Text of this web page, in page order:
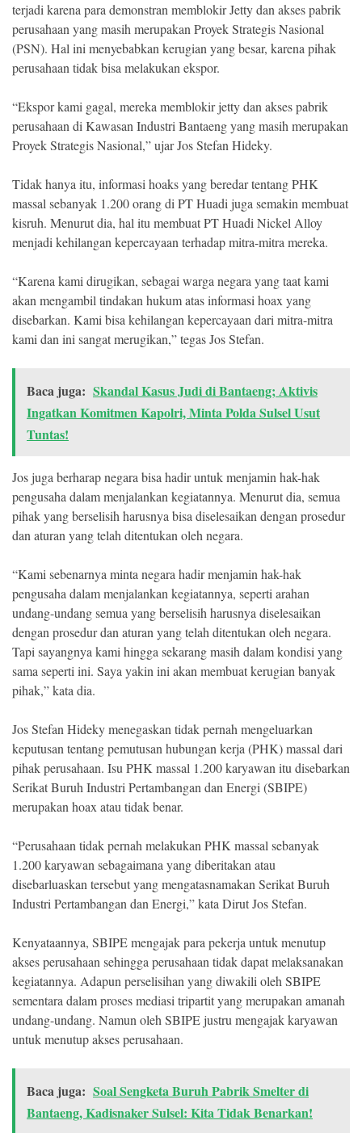
terjadi karena para demonstran memblokir Jetty dan akses pabrik
perusahaan yang masih merupakan Proyek Strategis Nasional
(PSN). Hal ini menyebabkan kerugian yang besar, karena pihak
perusahaan tidak bisa melakukan ekspor.
“Ekspor kami gagal, mereka memblokir jetty dan akses pabrik
perusahaan di Kawasan Industri Bantaeng yang masih merupakan
Proyek Strategis Nasional,” ujar Jos Stefan Hideky.
Tidak hanya itu, informasi hoaks yang beredar tentang PHK
massal sebanyak 1.200 orang di PT Huadi juga semakin membuat
kisruh. Menurut dia, hal itu membuat PT Huadi Nickel Alloy
menjadi kehilangan kepercayaan terhadap mitra-mitra mereka.
“Karena kami dirugikan, sebagai warga negara yang taat kami
akan mengambil tindakan hukum atas informasi hoax yang
disebarkan. Kami bisa kehilangan kepercayaan dari mitra-mitra
kami dan ini sangat merugikan,” tegas Jos Stefan.
Baca juga: Skandal Kasus Judi di Bantaeng; Aktivis
Ingatkan Komitmen Kapolri, Minta Polda Sulsel Usut
Tuntas!
Jos juga berharap negara bisa hadir untuk menjamin hak-hak
pengusaha dalam menjalankan kegiatannya. Menurut dia, semua
pihak yang berselisih harusnya bisa diselesaikan dengan prosedur
dan aturan yang telah ditentukan oleh negara.
“Kami sebenarnya minta negara hadir menjamin hak-hak
pengusaha dalam menjalankan kegiatannya, seperti arahan
undang-undang semua yang berselisih harusnya diselesaikan
dengan prosedur dan aturan yang telah ditentukan oleh negara.
Tapi sayangnya kami hingga sekarang masih dalam kondisi yang
sama seperti ini. Saya yakin ini akan membuat kerugian banyak
pihak,” kata dia.
Jos Stefan Hideky menegaskan tidak pernah mengeluarkan
keputusan tentang pemutusan hubungan kerja (PHK) massal dari
pihak perusahaan. Isu PHK massal 1.200 karyawan itu disebarkan
Serikat Buruh Industri Pertambangan dan Energi (SBIPE)
merupakan hoax atau tidak benar.
“Perusahaan tidak pernah melakukan PHK massal sebanyak
1.200 karyawan sebagaimana yang diberitakan atau
disebarluaskan tersebut yang mengatasnamakan Serikat Buruh
Industri Pertambangan dan Energi,” kata Dirut Jos Stefan.
Kenyataannya, SBIPE mengajak para pekerja untuk menutup
akses perusahaan sehingga perusahaan tidak dapat melaksanakan
kegiatannya. Adapun perselisihan yang diwakili oleh SBIPE
sementara dalam proses mediasi tripartit yang merupakan amanah
undang-undang. Namun oleh SBIPE justru mengajak karyawan
untuk menutup akses perusahaan.
Baca juga: Soal Sengketa Buruh Pabrik Smelter di
Bantaeng, Kadisnaker Sulsel: Kita Tidak Benarkan!